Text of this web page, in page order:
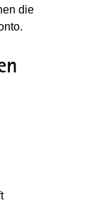
die